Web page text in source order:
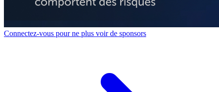
Connectez-vous pour ne plus voir de sponsors